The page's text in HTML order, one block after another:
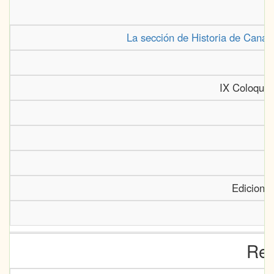
La sección de Historia de
IX